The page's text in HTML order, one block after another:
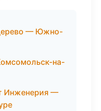
— Южно-
на-
Инженерия —